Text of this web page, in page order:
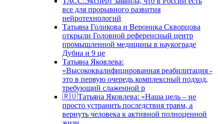
все для прорывного развития
нейротехнологий
Татьяна Голикова и Вероника Скворцова
открыли Головной референсный центр
промышленной медицины в наукограде
Дубна и 9 це
Татьяна Яковлева:
«Высококвалифицированная реабилитация -
это в первую очередь комплексный подход,
требующий слаженной р
🇷🇺Татьяна Яковлева: «Наша цель – не
просто устранить последствия травм, а
вернуть человека к активной полноценной